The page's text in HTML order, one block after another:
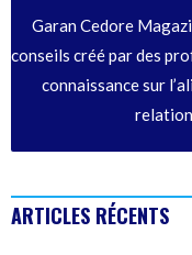
Garan Cedore
conseils créé par des
connaissance sur
ARTICLES RÉCENTS